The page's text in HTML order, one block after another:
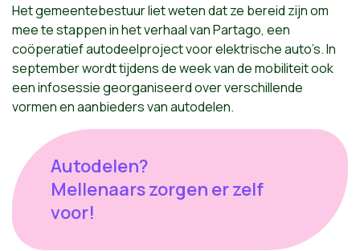
Het gemeentebestuur liet weten dat ze bereid zijn om
mee te stappen in het verhaal van Partago, een
coöperatief autodeelproject voor elektrische auto’s. In
september wordt tijdens de week van de mobiliteit ook
een infosessie georganiseerd over verschillende
vormen en aanbieders van autodelen.
Autodelen?
Mellenaars zorgen er zelf
voor!